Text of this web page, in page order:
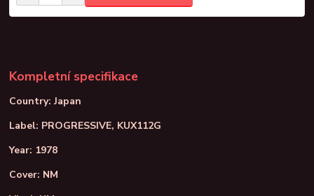
Kompletní specifikace
Country: Japan
Label: PROGRESSIVE, KUX112G
Year: 1978
Cover: NM